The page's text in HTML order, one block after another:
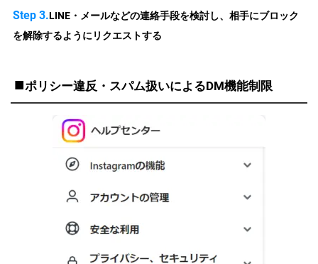
Step 3.LINE・メールなどの連絡手段を検討し、相手にブロック
を解除するようにリクエストする
■ポリシー違反・スパム扱いによるDM機能制限